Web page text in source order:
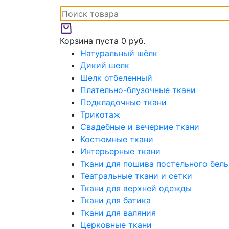
Корзина пуста 0 руб.
Натуральный шёлк
Дикий шелк
Шелк отбеленный
Плательно-блузочные ткани
Подкладочные ткани
Трикотаж
Свадебные и вечерние ткани
Костюмные ткани
Интерьерные ткани
Ткани для пошива постельного
Театральные ткани и сетки
Ткани для верхней одежды
Ткани для батика
Ткани для валяния
Церковные ткани